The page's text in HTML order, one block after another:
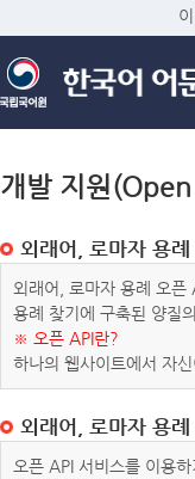
개발 지원
외래어, 로마자 용
외래어, 로마자 용례 오픈
용례 찾기에 구축된 양질
※ 오픈 API란?
하나의 웹사이트에서 자
외래어, 로마자 용
오픈 API 서비스를 이용